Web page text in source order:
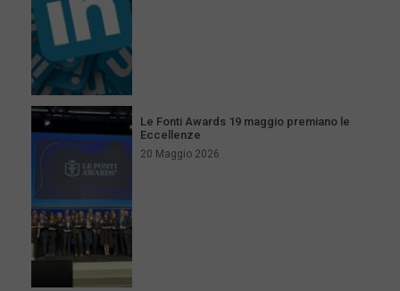
Le Fonti Awards 19 maggio premiano le
Eccellenze
20 Maggio 2026